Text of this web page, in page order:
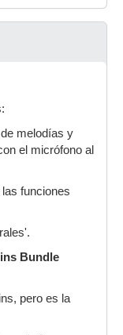
melodías y
el micrófono al
funciones
Bundle
pero es la